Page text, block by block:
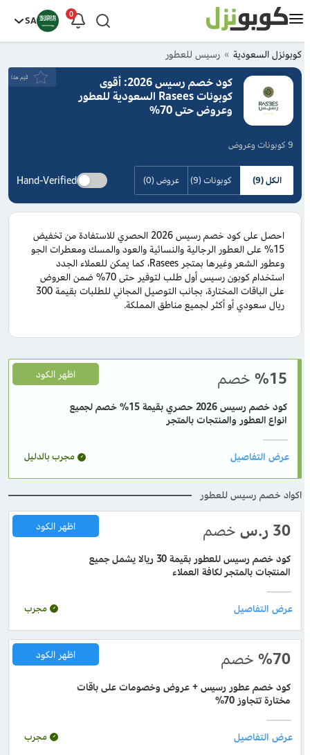
0
SA
كوبونزل السعودية رسيس للعطور
كود خصم رسيس 2026: أقوى
كوبونات Rasees السعودية للعطور
وعروض حتى 70%
9 كوبونات وعروض
قيَم هذا
الكل (9) كوبونات (9) عروض (0) Hand-Verified
احصل على كود خصم رسيس 2026 الحصري للاستفادة من تخفيض
15% على العطور الرجالية والنسائية والعود والمسك ومعطرات الجو
وعطور الشعر وغيرها بمتجر Rasees، كما يمكن للعملاء الجدد
استخدام كوبون رسيس أول طلب لتوفير حتى 70% ضمن العروض
على الباقات المختارة، بجانب التوصيل المجاني للطلبات بقيمة 300
ريال سعودي أو أكثر لجميع مناطق المملكة.
%15 خصم
كود خصم رسيس 2026 حصري بقيمة 15% خصم لجميع
انواع العطور والمنتجات بالمتجر
اظهر الكود
مجرب بالدليل
اكواد خصم رسيس للعطور
30 ر.س خصم
كود خصم رسيس للعطور بقيمة 30 ريالا يشمل جميع
المنتجات بالمتجر لكافة العملاء
اظهر الكود
مجرب
%70 خصم
كود خصم عطور رسيس + عروض وخصومات على باقات
مختارة تتجاوز 70%
اظهر الكود
مجرب